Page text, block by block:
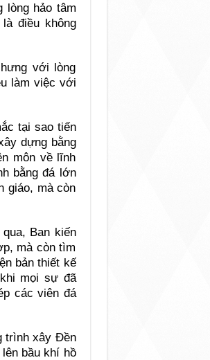
lòng hảo tâm
điều không
với lòng
làm việc với
tại sao tiến
dựng bằng
môn về lĩnh
bằng đá lớn
giáo, mà còn
Ban kiến
mà còn tìm
bản thiết kế
mọi sự đã
các viên đá
trình xây Đền
bầu khí hồ